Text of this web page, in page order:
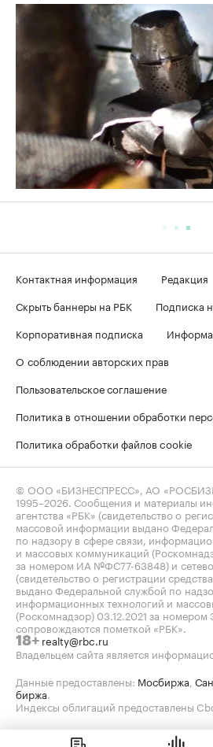
Контактная информация
Редакция
Скрыть баннеры на РБК
Подписка
Корпоративная подписка
О соблюдении авторских прав
Пользовательское соглашение
Политика в отношении обработки
Политика обработки файлов cookie
© ООО «БИЗНЕСПРЕСС», АО
1995–2026. Сообщения и материалы
агентства «РБК» (свидетельство о
массовой информации выдано
по надзору в сфере связи,
и массовых коммуникаций
за номером ИА №ФС77-63848) и
(свидетельство о регистрации
выдано Федеральной службой по
информационных технологий и
(Роскомнадзор) 03.12.2021 за
сопровождаются пометкой «РБК».
18+ realty@rbc.ru
Владельцем сайта является
Данные предоставлены: Мосбиржа,
биржа.
Индексы облигаций предоставлены